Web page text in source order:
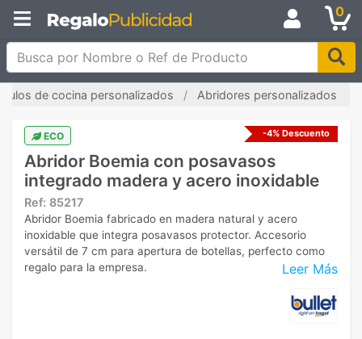
0
Busca por Nombre o Ref de Producto
de cocina personalizados Abridores personalizados
ECO -4% Descuento
Abridor Boemia con posavasos
integrado madera y acero inoxidable
Ref: 85217
Leer Más
Abridor Boemia fabricado en madera natural y acero
inoxidable que integra posavasos protector. Accesorio
versátil de 7 cm para apertura de botellas, perfecto como
regalo para la empresa.